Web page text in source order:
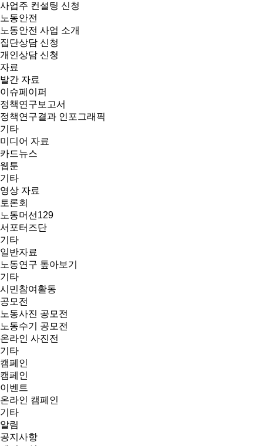
사업주 컨설팅 신청
노동안전
노동안전 사업 소개
집단상담 신청
개인상담 신청
자료
발간 자료
이슈페이퍼
정책연구보고서
정책연구결과 인포그래픽
기타
미디어 자료
카드뉴스
웹툰
기타
영상 자료
토론회
노동머선129
서포터즈단
기타
일반자료
노동연구 톺아보기
기타
시민참여활동
공모전
노동사진 공모전
노동수기 공모전
온라인 사진전
기타
캠페인
캠페인
이벤트
온라인 캠페인
기타
알림
공지사항